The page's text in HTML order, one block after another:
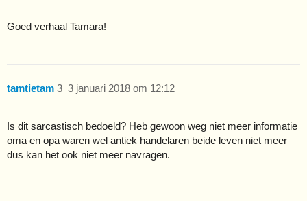
Goed verhaal Tamara!
tamtietam 3 januari 2018 om 12:12
3
Is dit sarcastisch bedoeld? Heb gewoon weg niet meer informatie
oma en opa waren wel antiek handelaren beide leven niet meer
dus kan het ook niet meer navragen.